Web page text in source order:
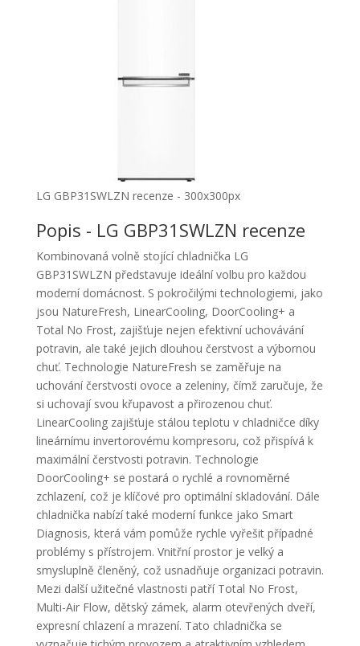
LG GBP31SWLZN recenze - 300x300px
Popis - LG GBP31SWLZN recenze
Kombinovaná volně stojící chladnička LG
GBP31SWLZN představuje ideální volbu pro každou
moderní domácnost. S pokročilými technologiemi, jako
jsou NatureFresh, LinearCooling, DoorCooling+ a
Total No Frost, zajišťuje nejen efektivní uchovávání
potravin, ale také jejich dlouhou čerstvost a výbornou
chuť. Technologie NatureFresh se zaměřuje na
uchování čerstvosti ovoce a zeleniny, čímž zaručuje, že
si uchovají svou křupavost a přirozenou chuť.
LinearCooling zajišťuje stálou teplotu v chladničce díky
lineárnímu invertorovému kompresoru, což přispívá k
maximální čerstvosti potravin. Technologie
DoorCooling+ se postará o rychlé a rovnoměrné
zchlazení, což je klíčové pro optimální skladování. Dále
chladnička nabízí také moderní funkce jako Smart
Diagnosis, která vám pomůže rychle vyřešit případné
problémy s přístrojem. Vnitřní prostor je velký a
smysluplně členěný, což usnadňuje organizaci potravin.
Mezi další užitečné vlastnosti patří Total No Frost,
Multi-Air Flow, dětský zámek, alarm otevřených dveří,
expresní chlazení a mrazení. Tato chladnička se